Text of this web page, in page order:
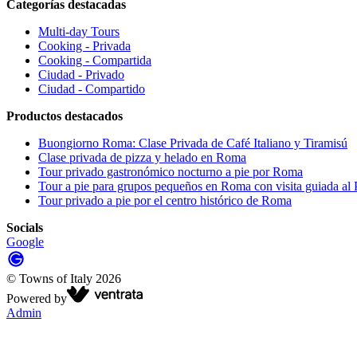
Categorías destacadas
Multi-day Tours
Cooking - Privada
Cooking - Compartida
Ciudad - Privado
Ciudad - Compartido
Productos destacados
Buongiorno Roma: Clase Privada de Café Italiano y Tiramisú
Clase privada de pizza y helado en Roma
Tour privado gastronómico nocturno a pie por Roma
Tour a pie para grupos pequeños en Roma con visita guiada al
Tour privado a pie por el centro histórico de Roma
Socials
Google
© Towns of Italy 2026
Powered by
Admin